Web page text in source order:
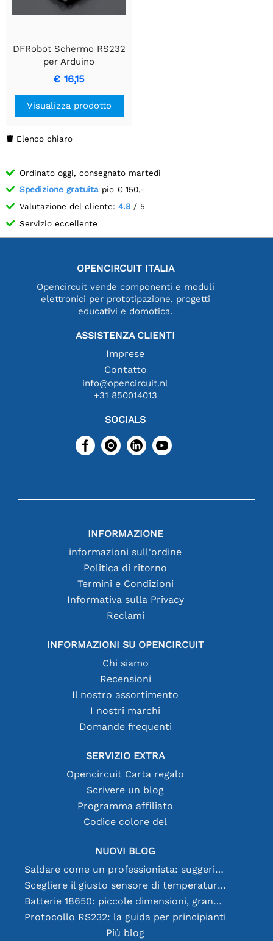
DFRobot Schermo RS232
per Arduino
€ 16,15
Visualizza prodotto
 Elenco chiaro
Ordinato oggi, consegnato martedì
Spedizione gratuita pio € 150,-
Valutazione del cliente: 4.8 / 5
Servizio eccellente
OPENCIRCUIT ITALIA
Opencircuit vende componenti e moduli
elettronici per prototipazione, progetti
educativi e domotica.
ASSISTENZA CLIENTI
Imprese
Contatto
info@opencircuit.nl
+31 850014013
SOCIALS
INFORMAZIONE
informazioni sull'ordine
Politica di ritorno
Termini e Condizioni
Informativa sulla Privacy
Reclami
INFORMAZIONI SU OPENCIRCUIT
Chi siamo
Recensioni
Il nostro assortimento
I nostri marchi
Domande frequenti
SERVIZIO EXTRA
Opencircuit Carta regalo
Scrivere un blog
Programma affiliato
Codice colore del
NUOVI BLOG
Saldare come un professionista: suggerimenti per connessioni elettroniche perfette
Scegliere il giusto sensore di temperatura [youtube]
Batterie 18650: piccole dimensioni, grandi prestazioni
Protocollo RS232: la guida per principianti
Più blog